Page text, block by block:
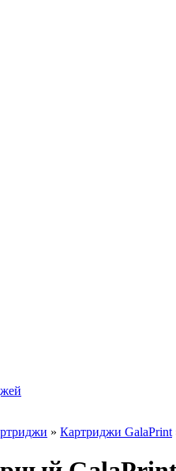
» Картриджи GalaPrint